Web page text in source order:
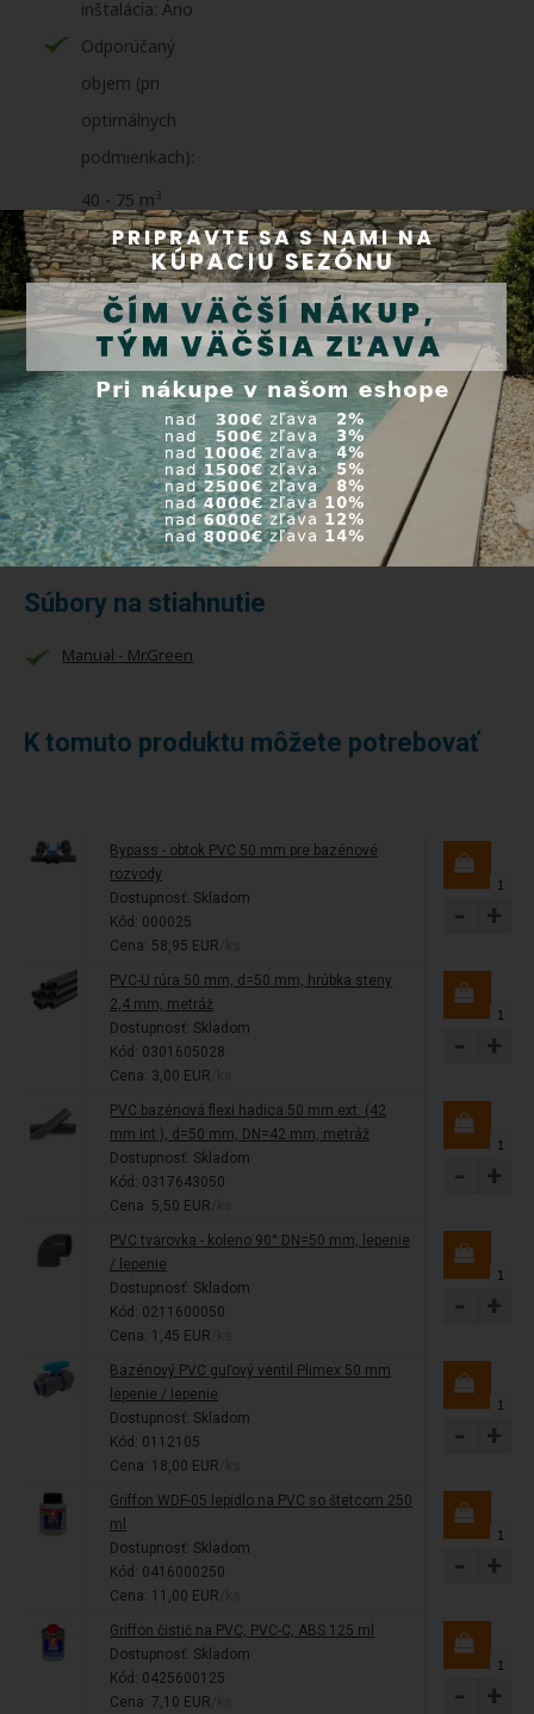
inštalácia: Áno
Odporúčaný
objem (pri
optimálnych
podmienkach):
40 - 75 m3
Ovládanie cez Wi-
Fi: Áno
Záruka na tepelné
čerpadlo: 5 rokov
Záruka na
kompresor a
výmenník:
10 rokov
Súbory na stiahnutie
Manual - Mr.Green
K tomuto produktu môžete potrebovať
Bypass - obtok PVC 50 mm pre bazénové
rozvody
Dostupnosť: Skladom
Kód: 000025
Cena: 58,95 EUR
- +
PVC-U rúra 50 mm, d=50 mm, hrúbka steny
2,4 mm, metráž
Dostupnosť: Skladom
Kód: 0301605028
Cena: 3,00 EUR
- +
PVC bazénová flexi hadica 50 mm ext. (42
mm int.), d=50 mm, DN=42 mm, metráž
Dostupnosť: Skladom
Kód: 0317643050
Cena: 5,50 EUR
- +
PVC tvarovka - koleno 90° DN=50 mm, lepenie
/ lepenie
Dostupnosť: Skladom
Kód: 0211600050
Cena: 1,45 EUR
- +
Bazénový PVC guľový ventil Plimex 50 mm
lepenie / lepenie
Dostupnosť: Skladom
Kód: 0112105
Cena: 18,00 EUR
- +
Griffon WDF-05 lepidlo na PVC so štetcom 250
ml
Dostupnosť: Skladom
Kód: 0416000250
Cena: 11,00 EUR
- +
Griffon čistič na PVC, PVC-C, ABS 125 ml
Dostupnosť: Skladom
Kód: 0425600125
Cena: 7,10 EUR
- +